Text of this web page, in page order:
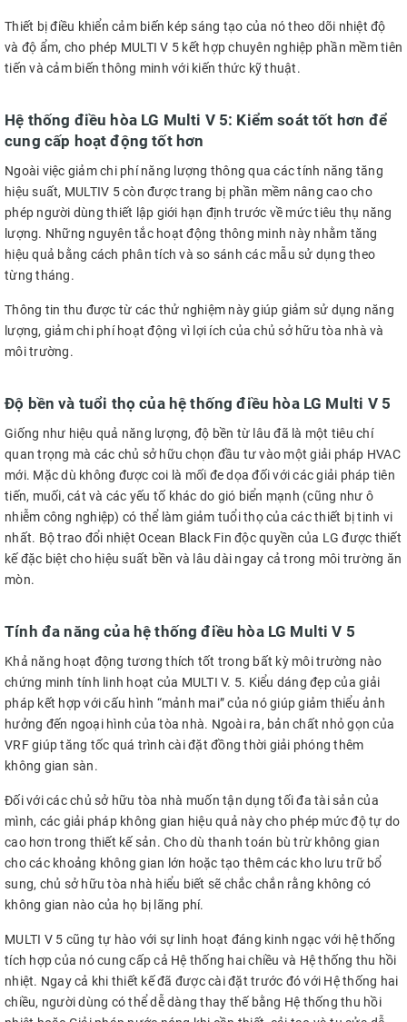
Thiết bị điều khiển cảm biến kép sáng tạo của nó theo dõi nhiệt độ
và độ ẩm, cho phép MULTI V 5 kết hợp chuyên nghiệp phần mềm tiên
tiến và cảm biến thông minh với kiến thức kỹ thuật.
Hệ thống điều hòa LG Multi V 5: Kiểm soát tốt hơn để
cung cấp hoạt động tốt hơn
Ngoài việc giảm chi phí năng lượng thông qua các tính năng tăng
hiệu suất, MULTIV 5 còn được trang bị phần mềm nâng cao cho
phép người dùng thiết lập giới hạn định trước về mức tiêu thụ năng
lượng. Những nguyên tắc hoạt động thông minh này nhằm tăng
hiệu quả bằng cách phân tích và so sánh các mẫu sử dụng theo
từng tháng.
Thông tin thu được từ các thử nghiệm này giúp giảm sử dụng năng
lượng, giảm chi phí hoạt động vì lợi ích của chủ sở hữu tòa nhà và
môi trường.
Độ bền và tuổi thọ của hệ thống điều hòa LG Multi V 5
Giống như hiệu quả năng lượng, độ bền từ lâu đã là một tiêu chí
quan trọng mà các chủ sở hữu chọn đầu tư vào một giải pháp HVAC
mới. Mặc dù không được coi là mối đe dọa đối với các giải pháp tiên
tiến, muối, cát và các yếu tố khác do gió biển mạnh (cũng như ô
nhiễm công nghiệp) có thể làm giảm tuổi thọ của các thiết bị tinh vi
nhất. Bộ trao đổi nhiệt Ocean Black Fin độc quyền của LG được thiết
kế đặc biệt cho hiệu suất bền và lâu dài ngay cả trong môi trường ăn
mòn.
Tính đa năng của hệ thống điều hòa LG Multi V 5
Khả năng hoạt động tương thích tốt trong bất kỳ môi trường nào
chứng minh tính linh hoạt của MULTI V. 5. Kiểu dáng đẹp của giải
pháp kết hợp với cấu hình “mảnh mai” của nó giúp giảm thiểu ảnh
hưởng đến ngoại hình của tòa nhà. Ngoài ra, bản chất nhỏ gọn của
VRF giúp tăng tốc quá trình cài đặt đồng thời giải phóng thêm
không gian sàn.
Đối với các chủ sở hữu tòa nhà muốn tận dụng tối đa tài sản của
mình, các giải pháp không gian hiệu quả này cho phép mức độ tự do
cao hơn trong thiết kế sản. Cho dù thanh toán bù trừ không gian
cho các khoảng không gian lớn hoặc tạo thêm các kho lưu trữ bổ
sung, chủ sở hữu tòa nhà hiểu biết sẽ chắc chắn rằng không có
không gian nào của họ bị lãng phí.
MULTI V 5 cũng tự hào với sự linh hoạt đáng kinh ngạc với hệ thống
tích hợp của nó cung cấp cả Hệ thống hai chiều và Hệ thống thu hồi
nhiệt. Ngay cả khi thiết kế đã được cài đặt trước đó với Hệ thống hai
chiều, người dùng có thể dễ dàng thay thế bằng Hệ thống thu hồi